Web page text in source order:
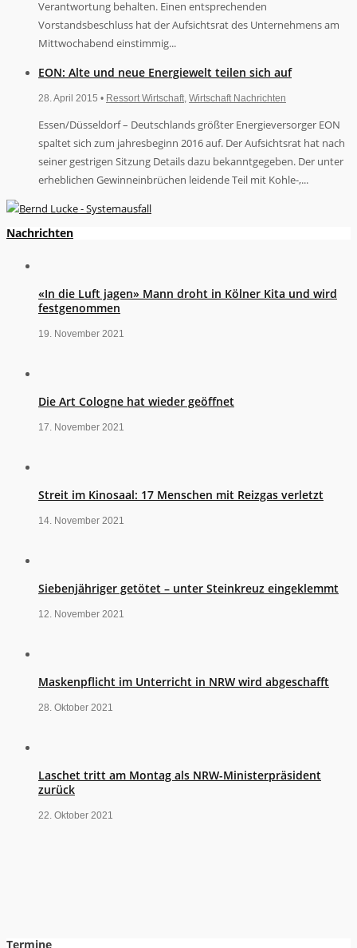
Verantwortung behalten. Einen entsprechenden
Vorstandsbeschluss hat der Aufsichtsrat des Unternehmens am
Mittwochabend einstimmig...
EON: Alte und neue Energiewelt teilen sich auf
28. April 2015 • Ressort Wirtschaft Wirtschaft Nachrichten
Essen/Düsseldorf – Deutschlands größter Energieversorger EON
spaltet sich zum jahresbeginn 2016 auf. Der Aufsichtsrat hat nach
seiner gestrigen Sitzung Details dazu bekanntgegeben. Der unter
erheblichen Gewinneinbrüchen leidende Teil mit Kohle-,...
Nachrichten
«In die Luft jagen» Mann droht in Kölner Kita und wird
festgenommen
19. November 2021
Die Art Cologne hat wieder geöffnet
17. November 2021
Streit im Kinosaal: 17 Menschen mit Reizgas verletzt
14. November 2021
Siebenjähriger getötet – unter Steinkreuz eingeklemmt
12. November 2021
Maskenpflicht im Unterricht in NRW wird abgeschafft
28. Oktober 2021
Laschet tritt am Montag als NRW-Ministerpräsident
zurück
22. Oktober 2021
Termine